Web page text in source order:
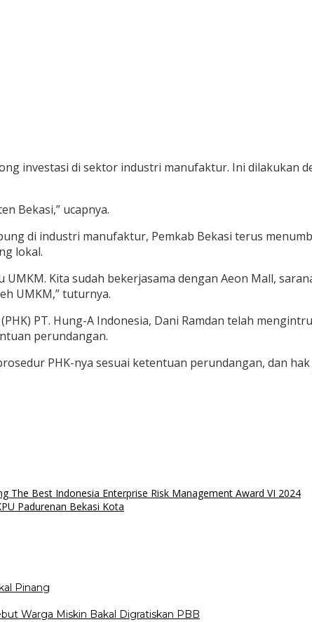
investasi di sektor industri manufaktur. Ini dilakukan
Bekasi,” ucapnya.
di industri manufaktur, Pemkab Bekasi terus
lokal.
Kita sudah bekerjasama dengan Aeon Mall,
UMKM,” tuturnya.
PT. Hung-A Indonesia, Dani Ramdan telah
perundangan.
PHK-nya sesuai ketentuan perundangan, dan
The Best Indonesia Enterprise Risk Management Award VI 2024
Padurenan Bekasi Kota
Pinang
Warga Miskin Bakal Digratiskan PBB